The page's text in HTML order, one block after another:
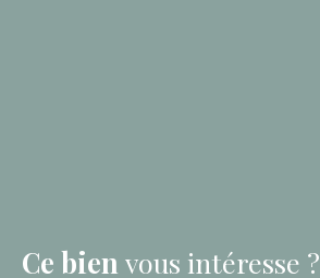
Ce bien vous intéresse ?